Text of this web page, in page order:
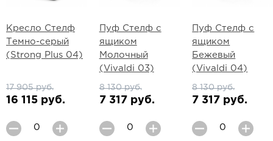
Кресло Стелф
Темно-серый
(Strong Plus 04)
17 905 руб.
16 115 руб.
Пуф Стелф с
ящиком
Молочный
(Vivaldi 03)
8 130 руб.
7 317 руб.
Пуф Стелф с
ящиком
Бежевый
(Vivaldi 04)
8 130 руб.
7 317 руб.